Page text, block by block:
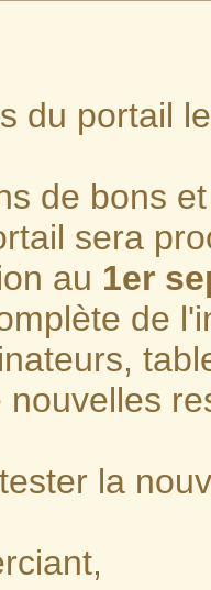
du portail
de bons
sera
au 1er
de
la